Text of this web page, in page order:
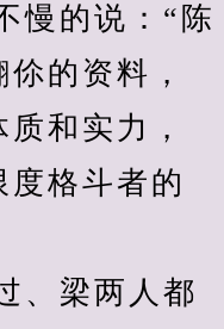
的说：“陈
的资料，
和实力，
格斗者的
梁两人都